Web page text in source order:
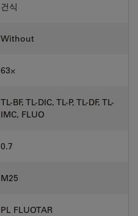
건식
Without
63⨉
TL-BF, TL-DIC, TL-P, TL-DF, TL-
IMC, FLUO
0.7
M25
PL FLUOTAR